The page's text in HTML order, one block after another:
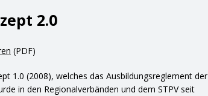
2.0
(PDF)
1.0 (2008), welches das Ausbildungsreglement der
in den Regionalverbänden und dem STPV seit